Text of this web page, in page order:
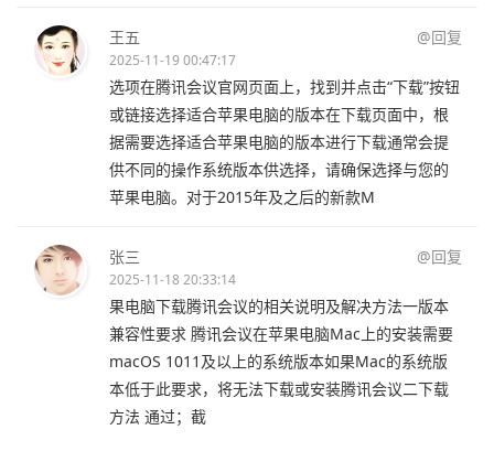
王五 @回复
2025-11-19 00:47:17
选项在腾讯会议官网页面上，找到并点击“下载”按钮
或链接选择适合苹果电脑的版本在下载页面中，根
据需要选择适合苹果电脑的版本进行下载通常会提
供不同的操作系统版本供选择，请确保选择与您的
苹果电脑。对于2015年及之后的新款M
张三 @回复
2025-11-18 20:33:14
果电脑下载腾讯会议的相关说明及解决方法一版本
兼容性要求 腾讯会议在苹果电脑Mac上的安装需要
macOS 1011及以上的系统版本如果Mac的系统版
本低于此要求，将无法下载或安装腾讯会议二下载
方法 通过；截